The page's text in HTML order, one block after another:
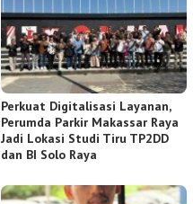
Perkuat Digitalisasi Layanan,
Perumda Parkir Makassar Raya
Jadi Lokasi Studi Tiru TP2DD
dan BI Solo Raya